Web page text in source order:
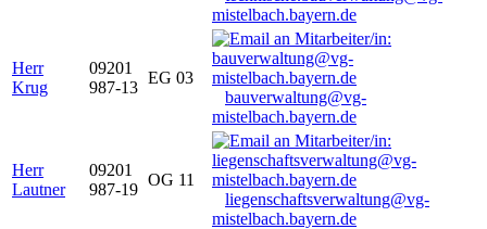
mistelbach.bayern.de
Herr
Krug
09201
987-13
EG 03
bauverwaltung@vg-
mistelbach.bayern.de
Herr
Lautner
09201
987-19
OG 11
liegenschaftsverwaltung@vg-
mistelbach.bayern.de